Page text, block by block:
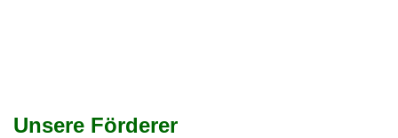
Unsere Förderer